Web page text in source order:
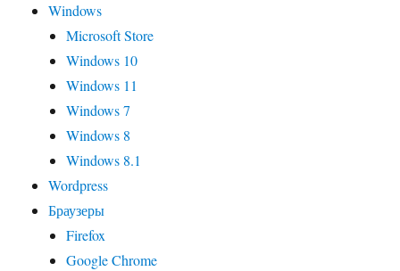
Windows
Microsoft Store
Windows 10
Windows 11
Windows 7
Windows 8
Windows 8.1
Wordpress
Браузеры
Firefox
Google Chrome